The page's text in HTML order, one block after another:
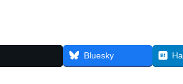
Bluesky